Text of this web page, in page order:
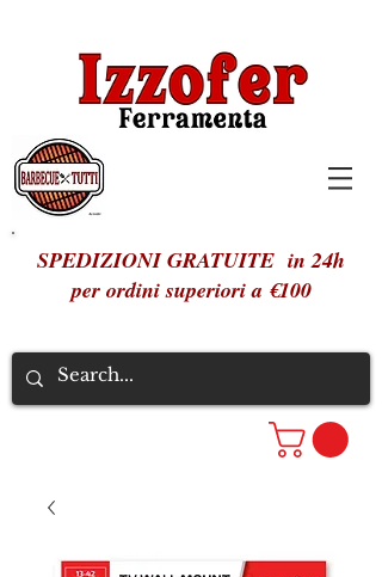
SPEDIZIONI GRATUITE in 24h
per ordini superiori a €100